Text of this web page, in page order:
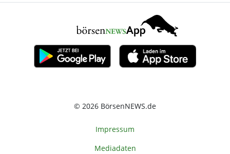
© 2026 BörsenNEWS.de
Impressum
Mediadaten